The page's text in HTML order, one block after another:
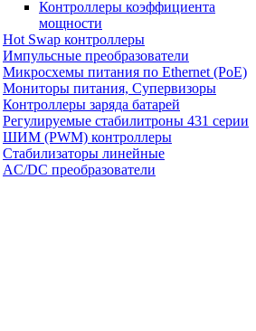
Контроллеры коэффициента
мощности
Hot Swap контроллеры
Импульсные преобразователи
Микросхемы питания по Ethernet (PoE)
Мониторы питания, Супервизоры
Контроллеры заряда батарей
Регулируемые стабилитроны 431 серии
ШИМ (PWM) контроллеры
Стабилизаторы линейные
AC/DC преобразователи